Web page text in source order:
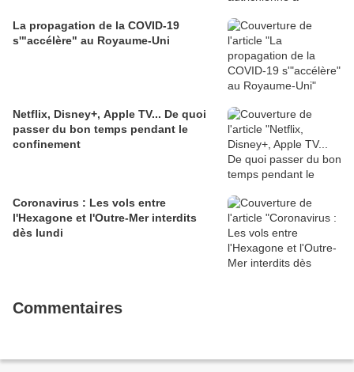
La propagation de la COVID-19
s'"accélère" au Royaume-Uni
Netflix, Disney+, Apple TV... De quoi
passer du bon temps pendant le
confinement
Coronavirus : Les vols entre
l'Hexagone et l'Outre-Mer interdits
dès lundi
Commentaires